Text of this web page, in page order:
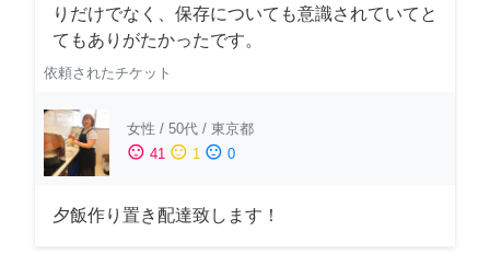
りだけでなく、保存についても意識されていてと
てもありがたかったです。
依頼されたチケット
女性 / 50代 / 東京都
sentiment_satisfied 41 sentiment_neutral 1 sentiment_dissatisfied 0
夕飯作り置き配達致します！